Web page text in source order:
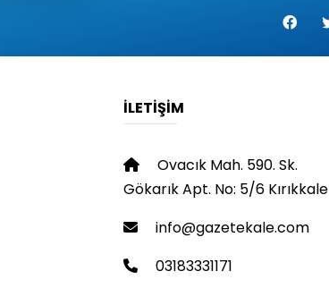
İLETIŞIM
Ovacık Mah. 590. Sk.
Gökarık Apt. No: 5/6 Kırıkkale
info@gazetekale.com
03183331171